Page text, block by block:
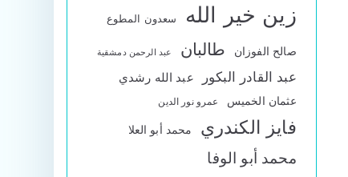
زين خير الله سعدون المطوع
صالح الفوزان طالبان عبد الرحمن دمشقية
عبد القادر البكور عبد الله رشدي
عثمان الخميس عمرو نور الدين
فايز الكندري محمد أبو العلا
محمد أبو الوفا